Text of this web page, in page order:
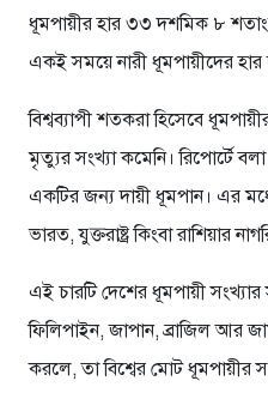
ধূমপায়ীর হার ৩৩ দশমিক ৮
একই সময়ে নারী ধূমপায়ীদের
বিশ্বব্যাপী শতকরা হিসেবে
মৃত্যুর সংখ্যা কমেনি। রিপোর্টে
একটির জন্য দায়ী ধূমপান। এর
ভারত, যুক্তরাষ্ট্র কিংবা রাশিয়ার
এই চারটি দেশের ধূমপায়ী সংখ্যার
ফিলিপাইন, জাপান, ব্রাজিল আর
করলে, তা বিশ্বের মোট ধূমপায়ীর